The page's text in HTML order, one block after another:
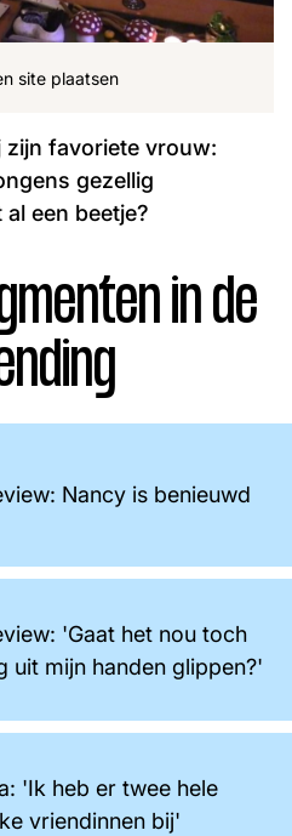
lid
Facebook
Instagram
Julius Martijn
Nieuwsbrief
site plaatsen
zijn favoriete vrouw:
gezellig
een beetje?
in de
Nancy is benieuwd
'Gaat het nou toch
uit mijn handen glippen?'
'Ik heb er twee hele
vriendinnen bij'